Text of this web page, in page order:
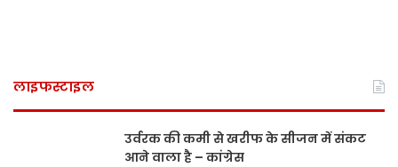
लाइफस्टाइल
उर्वरक की कमी से खरीफ के सीजन में संकट
आने वाला है – कांग्रेस